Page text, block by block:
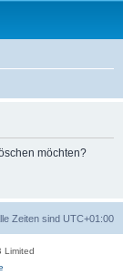
möchten?
Zeiten sind UTC+01:00
Limited